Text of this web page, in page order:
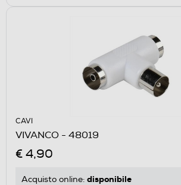
CAVI
VIVANCO - 48019
€ 4,90
Acquisto online: disponibile